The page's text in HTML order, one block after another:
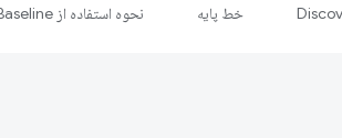
خط پایه نحوه استفاده از Baseline، نحوه استفاده از Baseline